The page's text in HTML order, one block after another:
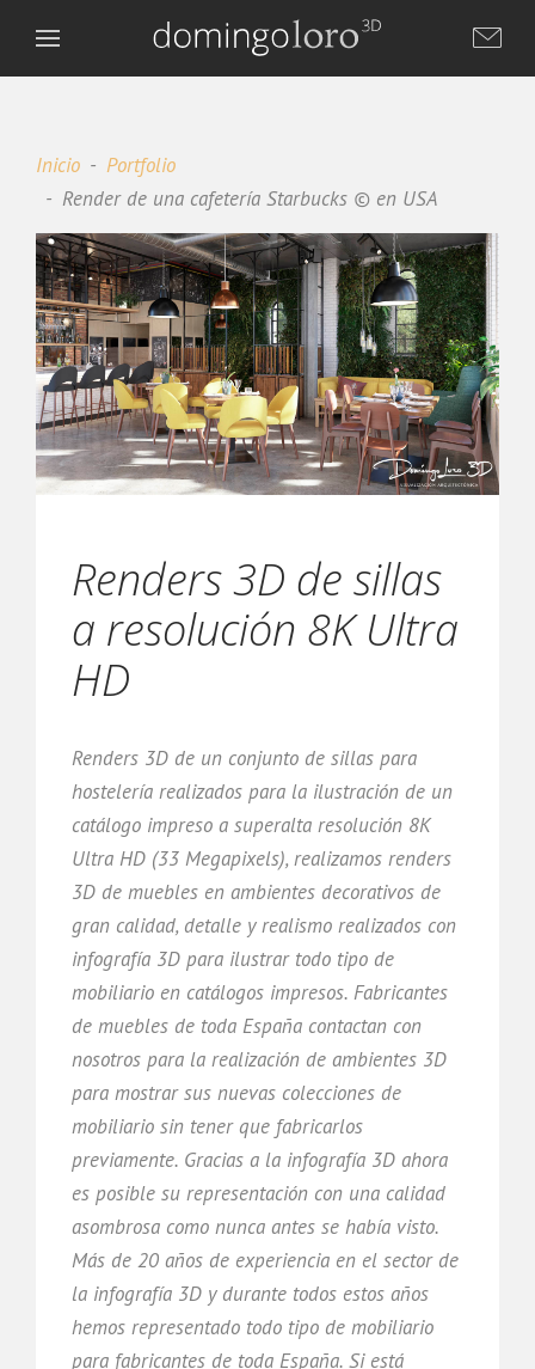
Inicio
Portfolio
Render de una cafetería Starbucks © en USA
Renders 3D de sillas
a resolución 8K Ultra
HD
Renders 3D de un conjunto de sillas para
hostelería realizados para la ilustración de un
catálogo impreso a superalta resolución 8K
Ultra HD (33 Megapixels), realizamos renders
3D de muebles en ambientes decorativos de
gran calidad, detalle y realismo realizados con
infografía 3D para ilustrar todo tipo de
mobiliario en catálogos impresos. Fabricantes
de muebles de toda España contactan con
nosotros para la realización de ambientes 3D
para mostrar sus nuevas colecciones de
mobiliario sin tener que fabricarlos
previamente. Gracias a la infografía 3D ahora
es posible su representación con una calidad
asombrosa como nunca antes se había visto.
Más de 20 años de experiencia en el sector de
la infografía 3D y durante todos estos años
hemos representado todo tipo de mobiliario
para fabricantes de toda España. Si está
DL
Domingo Loro 3D
Asistente virtual